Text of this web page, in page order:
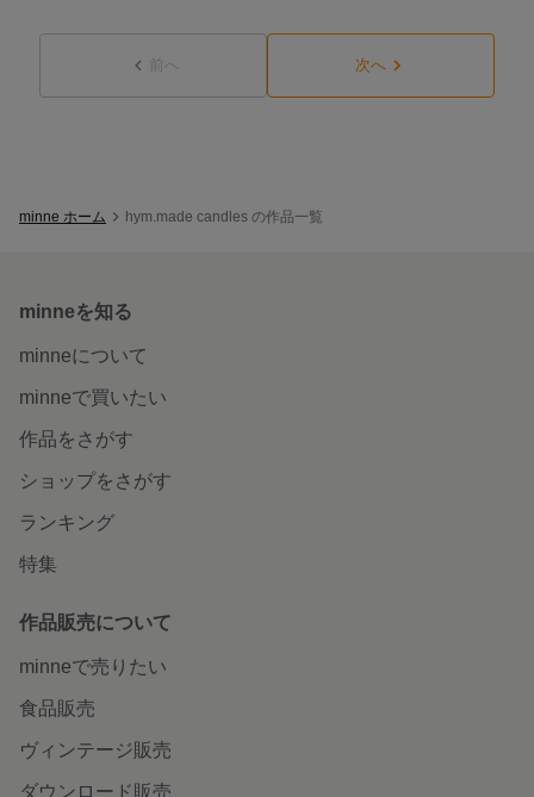
前へ 次へ
minne ホーム hym.made candles の作品一覧
minneを知る
minneについて
minneで買いたい
作品をさがす
ショップをさがす
ランキング
特集
作品販売について
minneで売りたい
食品販売
ヴィンテージ販売
ダウンロード販売